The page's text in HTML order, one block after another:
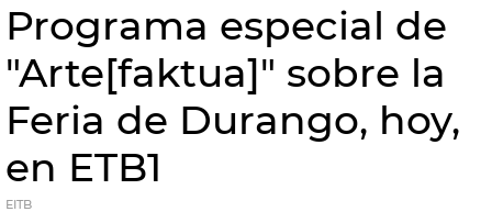
Programa especial de
"Arte[faktua]" sobre la
Feria de Durango, hoy,
en ETB1
EITB